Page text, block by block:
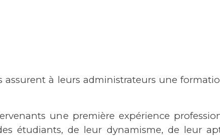
à leurs administrateurs une
une première expérience
étudiants, de leur dynamisme, de leur